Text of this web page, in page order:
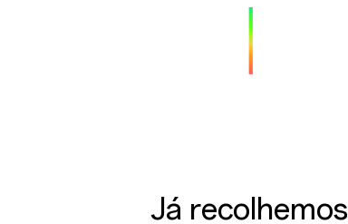
Já recolhemos